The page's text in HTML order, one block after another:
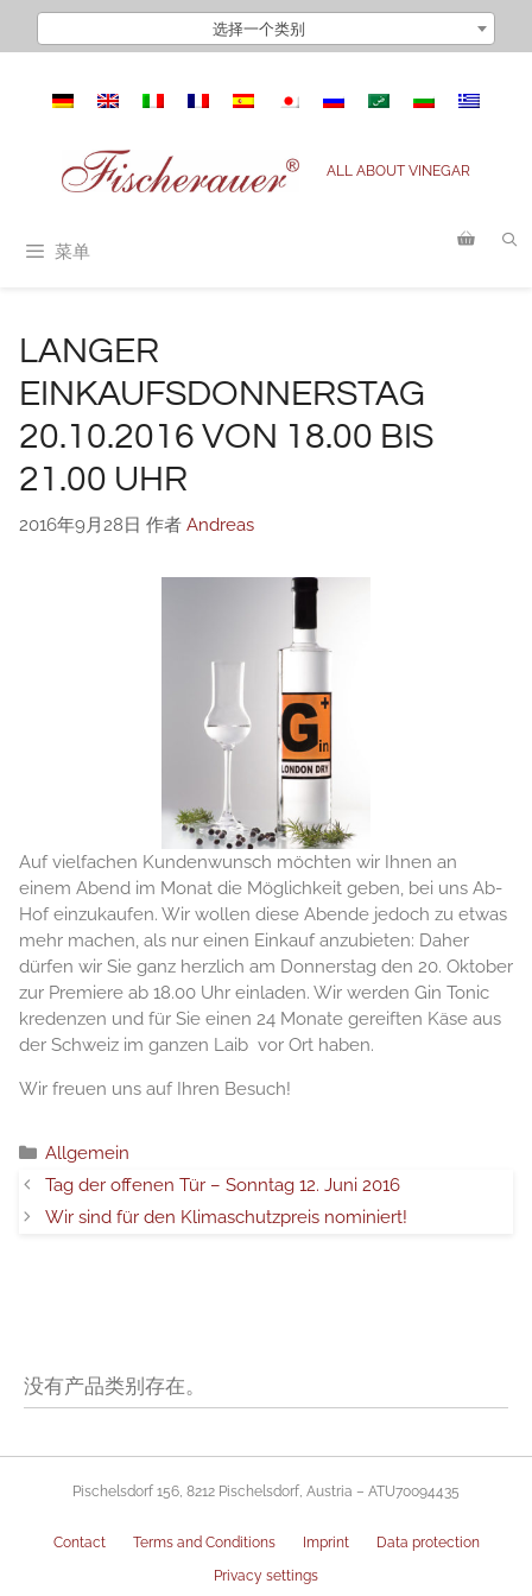
选择一个类别
ALL ABOUT VINEGAR
菜单
LANGER
EINKAUFSDONNERSTAG
20.10.2016 VON 18.00 BIS
21.00 UHR
2016年9月28日 作者 Andreas
Auf vielfachen Kundenwunsch möchten wir Ihnen an
einem Abend im Monat die Möglichkeit geben, bei uns Ab-
Hof einzukaufen. Wir wollen diese Abende jedoch zu etwas
mehr machen, als nur einen Einkauf anzubieten: Daher
dürfen wir Sie ganz herzlich am Donnerstag den 20. Oktober
zur Premiere ab 18.00 Uhr einladen. Wir werden Gin Tonic
kredenzen und für Sie einen 24 Monate gereiften Käse aus
der Schweiz im ganzen Laib vor Ort haben.
Wir freuen uns auf Ihren Besuch!
分
类
Allgemein
Tag der offenen Tür – Sonntag 12. Juni 2016
Wir sind für den Klimaschutzpreis nominiert!
没有产品类别存在。
Pischelsdorf 156, 8212 Pischelsdorf, Austria – ATU70094435
Contact Terms and Conditions Imprint
Data protection
Privacy settings